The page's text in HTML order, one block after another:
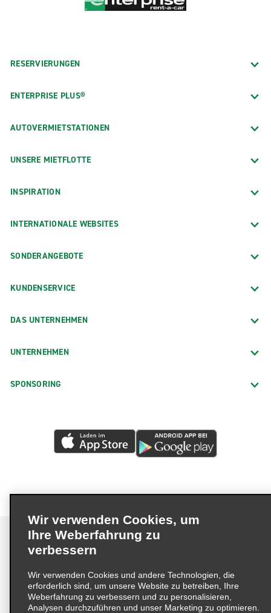
RESERVIERUNGEN
ENTERPRISE PLUS®
AUTOVERMIETSTATIONEN
UNSERE MIETFLOTTE
INSPIRATION
INTERNATIONALE WEBSITES
SONDERANGEBOTE
KUNDENSERVICE
DAS UNTERNEHMEN
UNTERNEHMEN
SPONSORING
Impressum Nutzungsbedingungen
Datenschutzrichtlinie
Cookie-Richtlinie
Datenschutzoptionen
Lieferkettensorgfaltspflichtengesetz (LkSG) Grundsatzerklärung
Wir verwenden Cookies, um
Ihre Weberfahrung zu
verbessern
Wir verwenden Cookies und andere Technologien, die
erforderlich sind, um unsere Website zu betreiben, Ihre
Weberfahrung zu verbessern und zu personalisieren,
Analysen durchzuführen und unser Marketing zu optimieren.